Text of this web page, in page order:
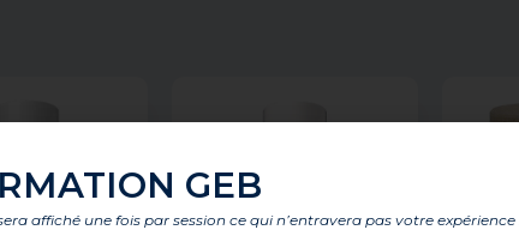
GEB
affiché une fois par session ce qui n’entravera pas votre